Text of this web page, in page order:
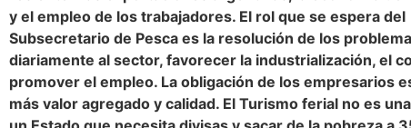
y el empleo de los trabajadores. El rol que se espera del
Subsecretario de Pesca es la resolución de los
diariamente al sector, favorecer la industrialización, el
promover el empleo. La obligación de los empresarios
más valor agregado y calidad. El Turismo ferial no es